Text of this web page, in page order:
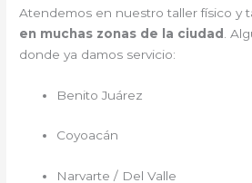
Atendemos en nuestro taller físico y
en muchas zonas de la ciudad
.
donde ya damos servicio:
Benito Juárez
Coyoacán
Narvarte / Del Valle